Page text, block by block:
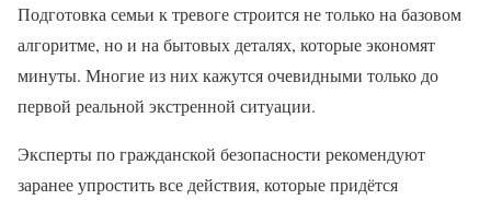
Подготовка семьи к тревоге строится не только на базовом
алгоритме, но и на бытовых деталях, которые экономят
минуты. Многие из них кажутся очевидными только до
первой реальной экстренной ситуации.
Эксперты по гражданской безопасности рекомендуют
заранее упростить все действия, которые придётся